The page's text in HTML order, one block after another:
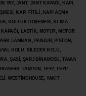
YAY, JANT, JANT KAPAĞI, KAPI,
KAPI FİTİLİ, KAPI AÇMA
KOLTUK DÖŞEMESİ, KLİMA,
LASTİK, MOTOR, MOTOR
LAMBASI, PANJUR, PİSTON,
KOLU, SİLECEK KOLU,
ŞASİ, ŞARJ DİNAMOSU, TAVAN
TAMPON, TEYP, TEYP
WESTİNGHOUSE, YAKIT